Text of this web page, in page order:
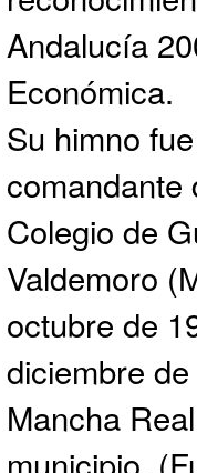
Andalucía
Económica.
Su himno
comandante
Colegio de
Valdemoro
octubre de
diciembre
Mancha
municipio.